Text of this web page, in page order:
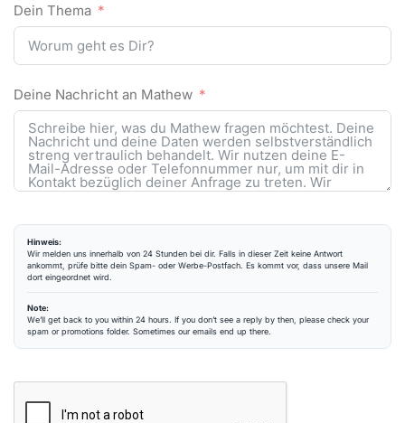
Dein Thema
Deine Nachricht an Mathew
Hinweis:
Wir melden uns innerhalb von 24 Stunden bei dir. Falls in dieser Zeit keine Antwort
ankommt, prüfe bitte dein Spam- oder Werbe-Postfach. Es kommt vor, dass unsere Mail
dort eingeordnet wird.
Note:
We’ll get back to you within 24 hours. If you don’t see a reply by then, please check your
spam or promotions folder. Sometimes our emails end up there.